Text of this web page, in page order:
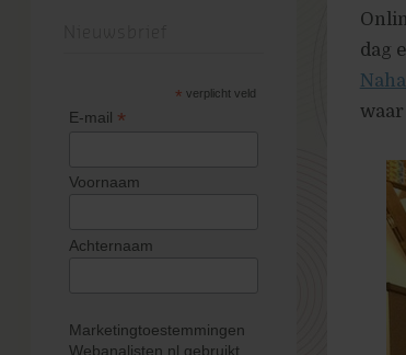
* verplicht veld
E-mail *
Voornaam
Achternaam
Marketingtoestemmingen
Webanalisten.nl gebruikt
dag